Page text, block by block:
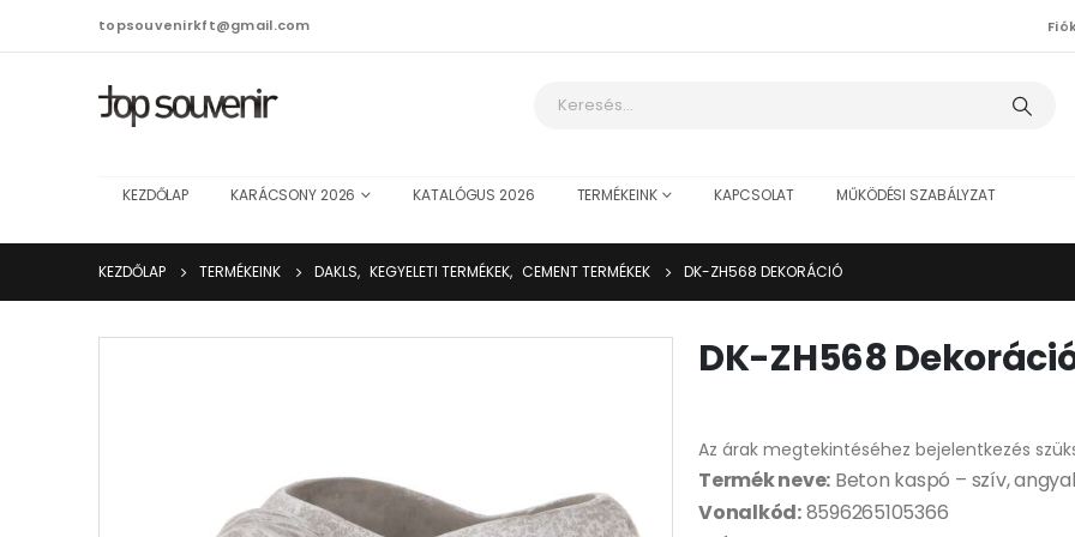
topsouvenirkft@gmail.com
KEZDŐLAP KARÁCSONY 2026 KATALÓGUS 2026 TERMÉKEINK KAPCSOLAT MŰKÖDÉSI SZABÁLYZAT
KEZDŐLAP TERMÉKEINK DAKLS, KEGYELETI TERMÉKEK, CEMENT TERMÉKEK DK-ZH568 DEKORÁCIÓ
DK-ZH568
Az árak megtekintéséhez bejelentkezés
Termék neve: Beton kaspó – szív,
Vonalkód:8596265105366